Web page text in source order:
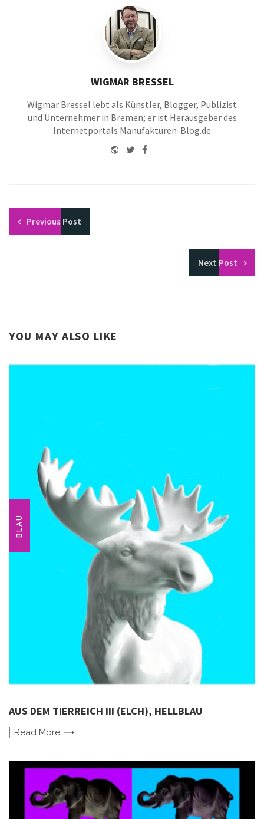
WIGMAR BRESSEL
Wigmar Bressel lebt als Künstler, Blogger, Publizist
und Unternehmer in Bremen; er ist Herausgeber des
Internetportals Manufakturen-Blog.de
WebsiteTwitterFacebook
Previous Post
Next Post
YOU MAY ALSO LIKE
BLAU
AUS DEM TIERREICH III (ELCH), HELLBLAU
Read More